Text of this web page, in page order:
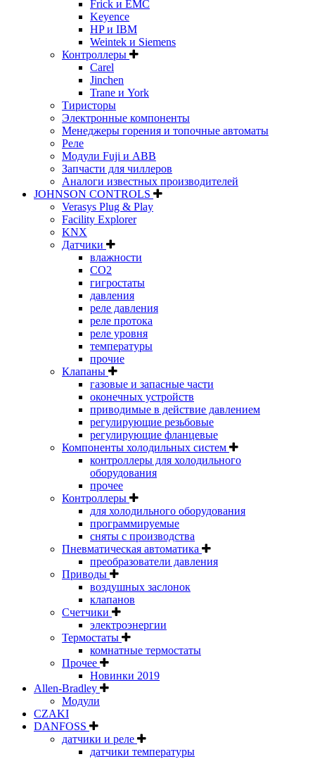
Frick и EMC
Keyence
HP и IBM
Weintek и Siemens
Контроллеры
Carel
Jinchen
Trane и York
Тиристоры
Электронные компоненты
Менеджеры горения и топочные автоматы
Реле
Модули Fuji и ABB
Запчасти для чиллеров
Аналоги известных производителей
JOHNSON CONTROLS
Verasys Plug & Play
Facility Explorer
KNX
Датчики
влажности
CO2
гигростаты
давления
реле давления
реле протока
реле уровня
температуры
прочие
Клапаны
газовые и запасные части
оконечных устройств
приводимые в действие давлением
регулирующие резьбовые
регулирующие фланцевые
Компоненты холодильных систем
контроллеры для холодильного
оборудования
прочее
Контроллеры
для холодильного оборудования
программируемые
сняты с производства
Пневматическая автоматика
преобразователи давления
Приводы
воздушных заслонок
клапанов
Счетчики
электроэнергии
Термостаты
комнатные термостаты
Прочее
Новинки 2019
Allen-Bradley
Модули
CZAKI
DANFOSS
датчики и реле
датчики температуры